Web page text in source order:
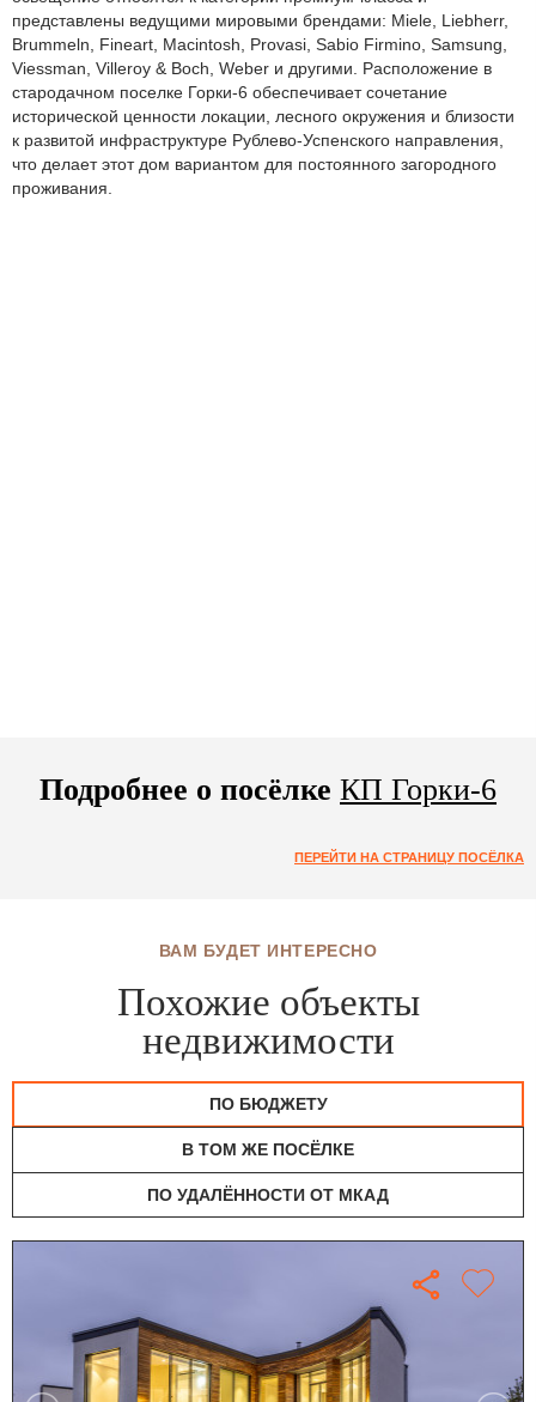
представлены ведущими мировыми брендами: Miele, Liebherr,
Brummeln, Fineart, Macintosh, Provasi, Sabio Firmino, Samsung,
Viessman, Villeroy & Boch, Weber и другими. Расположение в
стародачном поселке Горки-6 обеспечивает сочетание
исторической ценности локации, лесного окружения и близости
к развитой инфраструктуре Рублево-Успенского направления,
что делает этот дом вариантом для постоянного загородного
проживания.
Подробнее о посёлке КП Горки-6
ПЕРЕЙТИ НА СТРАНИЦУ ПОСЁЛКА
ВАМ БУДЕТ ИНТЕРЕСНО
Похожие объекты
недвижимости
ПО БЮДЖЕТУ
В ТОМ ЖЕ ПОСЁЛКЕ
ПО УДАЛЁННОСТИ ОТ МКАД